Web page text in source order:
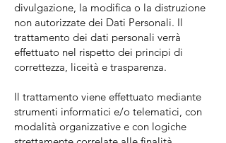
divulgazione, la modifica o la distruzione
non autorizzate dei Dati Personali. Il
trattamento dei dati personali verrà
effettuato nel rispetto dei principi di
correttezza, liceità e trasparenza.
Il trattamento viene effettuato mediante
strumenti informatici e/o telematici, con
modalità organizzative e con logiche